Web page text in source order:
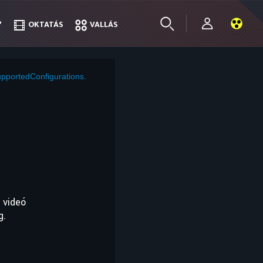
OKTATÁS VALLÁS
OKTATÁS VALLÁS